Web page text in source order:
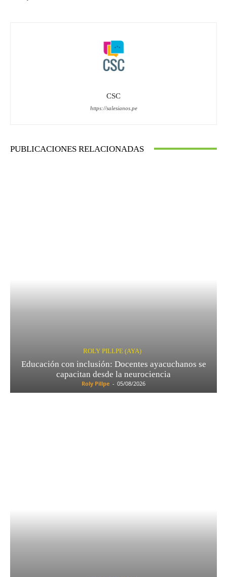
CSC
https://salesianos.pe
PUBLICACIONES RELACIONADAS
ROLY PILLPE (AYA)
Educación con inclusión: Docentes ayacuchanos se
capacitan desde la neurociencia
Roly Pillpe - 05/08/2026